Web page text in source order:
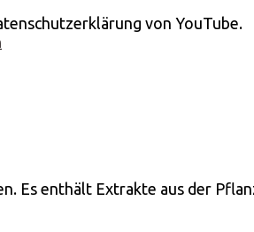
von YouTube.
Es enthält Extrakte aus der